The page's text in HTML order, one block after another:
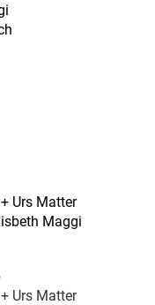
Urs Matter
Maggi
Urs Matter